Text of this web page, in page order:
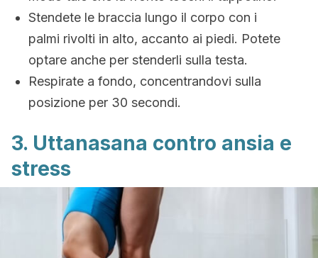
Stendete le braccia lungo il corpo con i
palmi rivolti in alto, accanto ai piedi. Potete
optare anche per stenderli sulla testa.
Respirate a fondo, concentrandovi sulla
posizione per 30 secondi.
3. Uttanasana contro ansia e
stress